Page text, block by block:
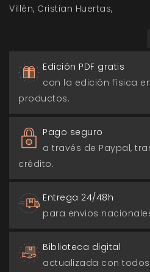
Villén Cristian Huertas
Edición PDF gratis
con la edición física
productos.
Pago seguro
a través de Paypal,
crédito.
Entrega 24/48h
para envios
Biblioteca digital
actualizada con